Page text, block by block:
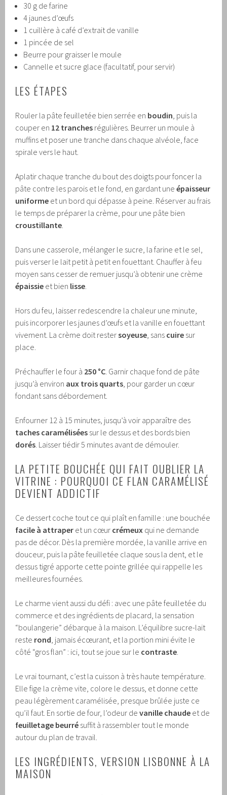
30 g de farine
4 jaunes d’œufs
1 cuillère à café d’extrait de vanille
1 pincée de sel
Beurre pour graisser le moule
Cannelle et sucre glace (facultatif, pour servir)
LES ÉTAPES
Rouler la pâte feuilletée bien serrée en boudin, puis la
couper en 12 tranches régulières. Beurrer un moule à
muffins et poser une tranche dans chaque alvéole, face
spirale vers le haut.
Aplatir chaque tranche du bout des doigts pour foncer la
pâte contre les parois et le fond, en gardant uneépaisseur
uniforme et un bord qui dépasse à peine. Réserver au frais
le temps de préparer la crème, pour une pâte bien
croustillante.
Dans une casserole, mélanger le sucre, la farine et le sel,
puis verser le lait petit à petit en fouettant. Chauffer à feu
moyen sans cesser de remuer jusqu’à obtenir une crème
épaissie et bien lisse.
Hors du feu, laisser redescendre la chaleur une minute,
puis incorporer les jaunes d’œufs et la vanille en fouettant
vivement. La crème doit restersoyeuse, sans cuire sur
place.
Préchauffer le four à 250 °C. Garnir chaque fond de pâte
jusqu’à environ aux trois quarts, pour garder un cœur
fondant sans débordement.
Enfourner 12 à 15 minutes, jusqu’à voir apparaître des
taches caramélisées sur le dessus et des bords bien
dorés. Laisser tiédir 5 minutes avant de démouler.
LA PETITE BOUCHÉE QUI FAIT OUBLIER LA
VITRINE : POURQUOI CE FLAN CARAMÉLISÉ
DEVIENT ADDICTIF
Ce dessert coche tout ce qui plaît en famille : une bouchée
facile à attraper et un cœur crémeux qui ne demande
pas de décor. Dès la première mordée, la vanille arrive en
douceur, puis la pâte feuilletée claque sous la dent, et le
dessus tigré apporte cette pointe grillée qui rappelle les
meilleures fournées.
Le charme vient aussi du défi : avec une pâte feuilletée du
commerce et des ingrédients de placard, la sensation
“boulangerie” débarque à la maison. L’équilibre sucre-lait
reste rond, jamais écœurant, et la portion mini évite le
côté “gros flan” : ici, tout se joue sur le contraste.
Le vrai tournant, c’est la cuisson à très haute température.
Elle fige la crème vite, colore le dessus, et donne cette
peau légèrement caramélisée, presque brûlée juste ce
qu’il faut. En sortie de four, l’odeur devanille chaude et de
feuilletage beurré suffit à rassembler tout le monde
autour du plan de travail.
LES INGRÉDIENTS, VERSION LISBONNE À LA
MAISON